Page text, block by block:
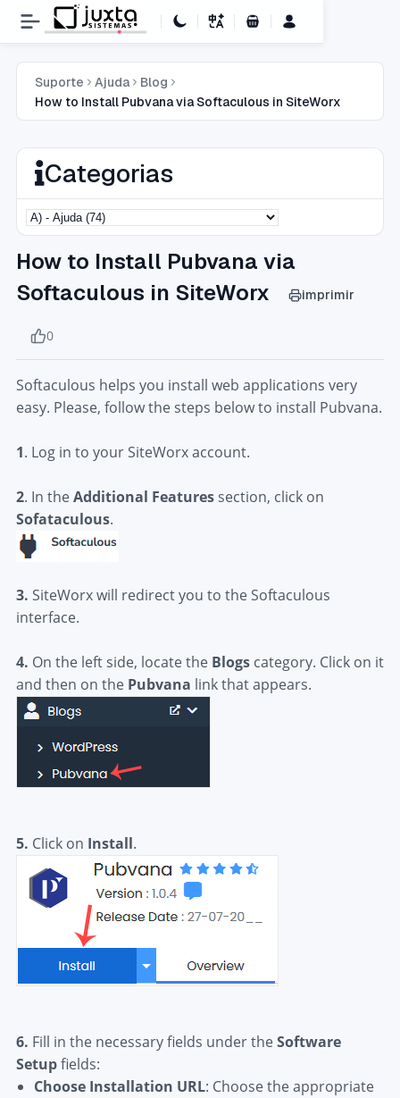
Carrinho de Compras
Suporte Ajuda
Blog
How to Install Pubvana via Softaculous in SiteWorx
Categorias
How to Install Pubvana via
Softaculous in SiteWorx
imprimir
0
Softaculous helps you install web applications very
easy. Please, follow the steps below to install Pubvana.
1. Log in to your SiteWorx account.
2. In theAdditional Featuressection, click on
Sofataculous.
3. SiteWorx will redirect you to the Softaculous
interface.
4. On the left side, locate the Blogscategory. Click on it
and then on the Pubvana link that appears.
5. Click on Install.
6. Fill in the necessary fields under theSoftware
Setupfields:
Choose Installation URL: Choose the appropriate